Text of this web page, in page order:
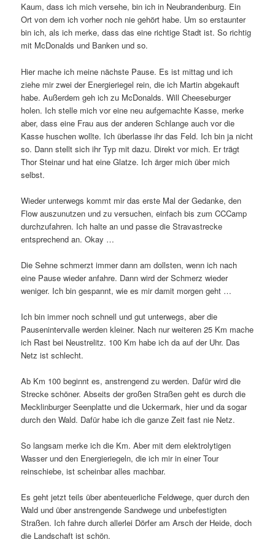
Kaum, dass ich mich versehe, bin ich in Neubrandenburg. Ein
Ort von dem ich vorher noch nie gehört habe. Um so erstaunter
bin ich, als ich merke, dass das eine richtige Stadt ist. So richtig
mit McDonalds und Banken und so.
Hier mache ich meine nächste Pause. Es ist mittag und ich
ziehe mir zwei der Energieriegel rein, die ich Martin abgekauft
habe. Außerdem geh ich zu McDonalds. Will Cheeseburger
holen. Ich stelle mich vor eine neu aufgemachte Kasse, merke
aber, dass eine Frau aus der anderen Schlange auch vor die
Kasse huschen wollte. Ich überlasse ihr das Feld. Ich bin ja nicht
so. Dann stellt sich ihr Typ mit dazu. Direkt vor mich. Er trägt
Thor Steinar und hat eine Glatze. Ich ärger mich über mich
selbst.
Wieder unterwegs kommt mir das erste Mal der Gedanke, den
Flow auszunutzen und zu versuchen, einfach bis zum CCCamp
durchzufahren. Ich halte an und passe die Stravastrecke
entsprechend an. Okay …
Die Sehne schmerzt immer dann am dollsten, wenn ich nach
eine Pause wieder anfahre. Dann wird der Schmerz wieder
weniger. Ich bin gespannt, wie es mir damit morgen geht …
Ich bin immer noch schnell und gut unterwegs, aber die
Pausenintervalle werden kleiner. Nach nur weiteren 25 Km mache
ich Rast bei Neustrelitz. 100 Km habe ich da auf der Uhr. Das
Netz ist schlecht.
Ab Km 100 beginnt es, anstrengend zu werden. Dafür wird die
Strecke schöner. Abseits der großen Straßen geht es durch die
Mecklinburger Seenplatte und die Uckermark, hier und da sogar
durch den Wald. Dafür habe ich die ganze Zeit fast nie Netz.
So langsam merke ich die Km. Aber mit dem elektrolytigen
Wasser und den Energieriegeln, die ich mir in einer Tour
reinschiebe, ist scheinbar alles machbar.
Es geht jetzt teils über abenteuerliche Feldwege, quer durch den
Wald und über anstrengende Sandwege und unbefestigten
Straßen. Ich fahre durch allerlei Dörfer am Arsch der Heide, doch
die Landschaft ist schön.